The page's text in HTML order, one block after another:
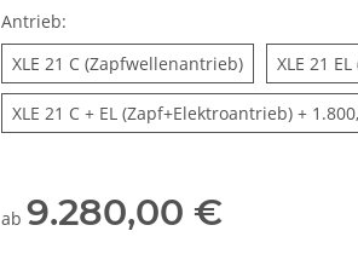
Antrieb:
XLE 21 C (Zapfwellenantrieb)XLE 21 C
XLE 21
XLE 21 C + EL (Zapf+Elektroantrieb) XLE 21
+
ab 9.280,00 €